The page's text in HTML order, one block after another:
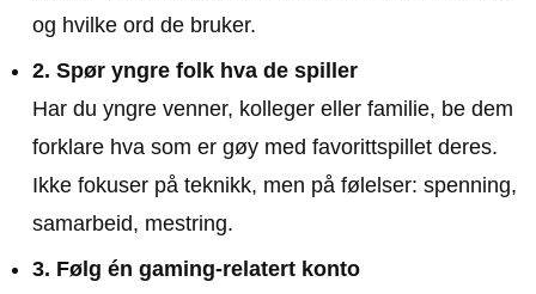
og hvilke ord de bruker.
2. Spør yngre folk hva de spiller
Har du yngre venner, kolleger eller familie, be dem
forklare hva som er gøy med favorittspillet deres.
Ikke fokuser på teknikk, men på følelser: spenning,
samarbeid, mestring.
3. Følg én gaming-relatert konto